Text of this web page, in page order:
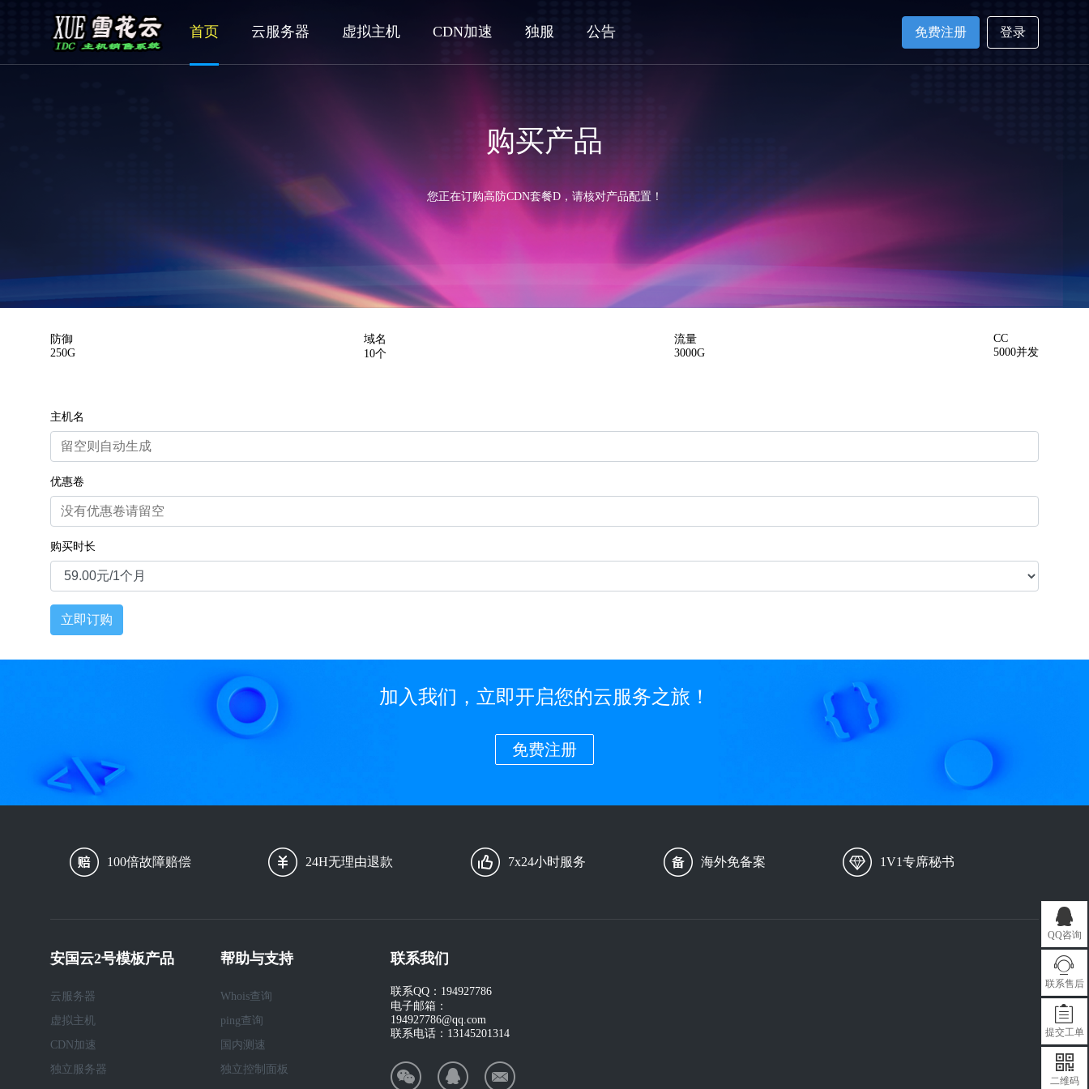
首页 云服务器 虚拟主机 CDN加速 独服 公告 免费注册 登录
购买产品
您正在订购高防CDN套餐D，请核对产品配置！
防御
250G
域名
10个
流量
3000G
CC
5000并发
主机名
优惠卷
购买时长
立即订购
加入我们，立即开启您的云服务之旅！
免费注册
100倍故障赔偿 24H无理由退款 7x24小时服务 海外免备案 1V1专席秘书
安国云2号模板产品
云服务器
虚拟主机
CDN加速
独立服务器
帮助与支持
Whois查询
ping查询
国内测速
独立控制面板
联系我们
联系QQ： 194927786
电子邮箱：
194927786@qq.com
联系电话： 13145201314
QQ咨询
联系售后
提交工单
二维码